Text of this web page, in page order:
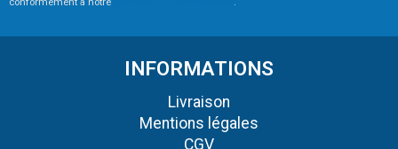
conformément à notre
.
INFORMATIONS
Livraison
Mentions légales
CGV